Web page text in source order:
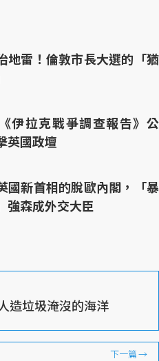
地雷！倫敦市長大選的「猶
伊拉克戰爭調查報告》公
英國政壇
國新首相的脫歐內閣，「暴
強森成外交大臣
造垃圾淹沒的海洋
下一篇→